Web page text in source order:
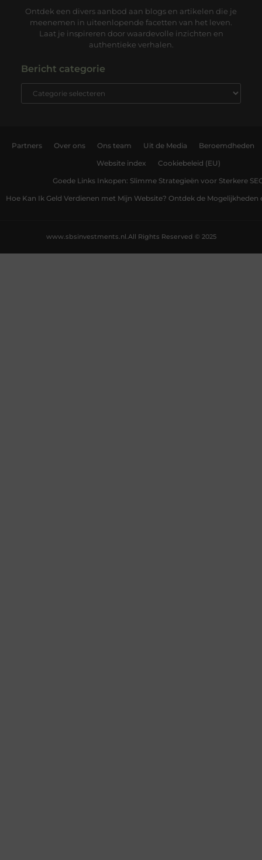
Ontdek een divers aanbod aan blogs en artikelen die je
meenemen in uiteenlopende facetten van het leven.
Laat je inspireren door waardevolle inzichten en
authentieke verhalen.
Bericht categorie
Partners Over ons Ons team Uit de Media Beroemdheden
Website index Cookiebeleid (EU)
Goede Links Inkopen: Slimme Strategieën voor Sterkere
Hoe Kan Ik Geld Verdienen met Mijn Website? Ontdek de Mogelijkheden
All Rights Reserved © 2025
www.sbsinvestments.nl.